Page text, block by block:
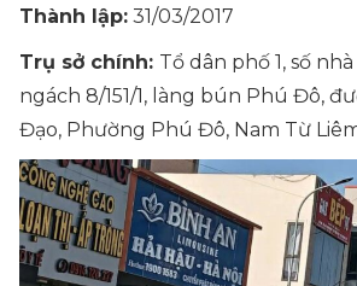
Thành lập: 31/03/2017
Trụ sở chính: Tổ dân phố 1, số nhà
ngách 8/151/1, làng bún Phú Đô,
Đạo, Phường Phú Đô, Nam Từ